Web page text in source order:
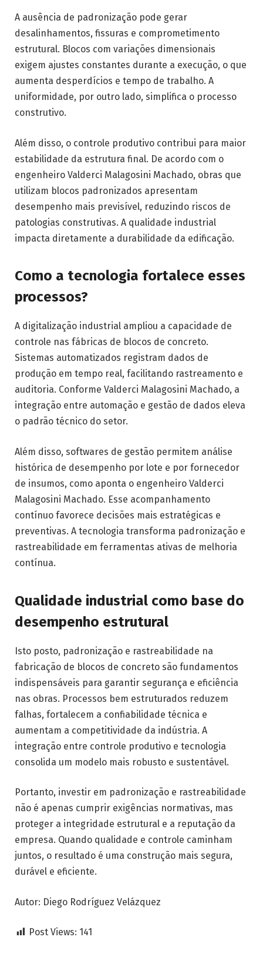
A ausência de padronização pode gerar
desalinhamentos, fissuras e comprometimento
estrutural. Blocos com variações dimensionais
exigem ajustes constantes durante a execução, o que
aumenta desperdícios e tempo de trabalho. A
uniformidade, por outro lado, simplifica o processo
construtivo.
Além disso, o controle produtivo contribui para maior
estabilidade da estrutura final. De acordo com o
engenheiro Valderci Malagosini Machado, obras que
utilizam blocos padronizados apresentam
desempenho mais previsível, reduzindo riscos de
patologias construtivas. A qualidade industrial
impacta diretamente a durabilidade da edificação.
Como a tecnologia fortalece esses
processos?
A digitalização industrial ampliou a capacidade de
controle nas fábricas de blocos de concreto.
Sistemas automatizados registram dados de
produção em tempo real, facilitando rastreamento e
auditoria. Conforme Valderci Malagosini Machado, a
integração entre automação e gestão de dados eleva
o padrão técnico do setor.
Além disso, softwares de gestão permitem análise
histórica de desempenho por lote e por fornecedor
de insumos, como aponta o engenheiro Valderci
Malagosini Machado. Esse acompanhamento
contínuo favorece decisões mais estratégicas e
preventivas. A tecnologia transforma padronização e
rastreabilidade em ferramentas ativas de melhoria
contínua.
Qualidade industrial como base do
desempenho estrutural
Isto posto, padronização e rastreabilidade na
fabricação de blocos de concreto são fundamentos
indispensáveis para garantir segurança e eficiência
nas obras. Processos bem estruturados reduzem
falhas, fortalecem a confiabilidade técnica e
aumentam a competitividade da indústria. A
integração entre controle produtivo e tecnologia
consolida um modelo mais robusto e sustentável.
Portanto, investir em padronização e rastreabilidade
não é apenas cumprir exigências normativas, mas
proteger a integridade estrutural e a reputação da
empresa. Quando qualidade e controle caminham
juntos, o resultado é uma construção mais segura,
durável e eficiente.
Autor: Diego Rodríguez Velázquez
Post Views: 141